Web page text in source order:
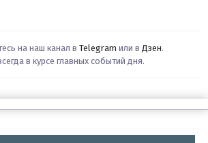
на наш канал в Telegram или в Дзен.
в курсе главных событий дня.